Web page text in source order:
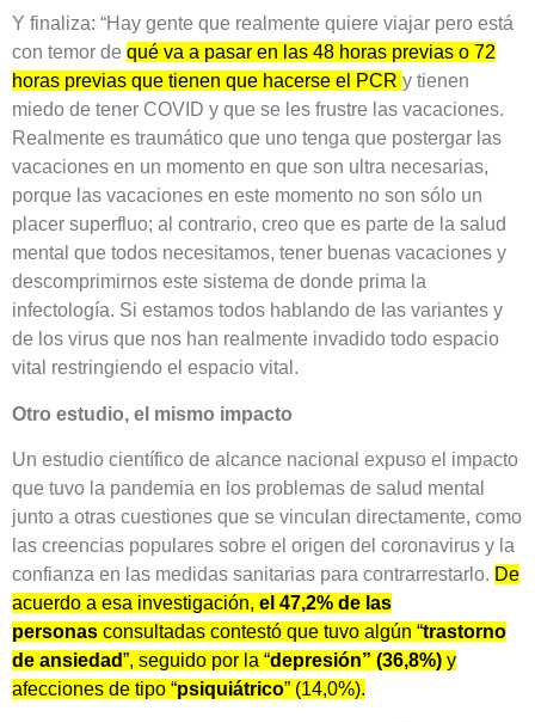
Y finaliza: “Hay gente que realmente quiere viajar pero está
con temor de qué va a pasar en las 48 horas previas o 72
horas previas que tienen que hacerse el PCR y tienen
miedo de tener COVID y que se les frustre las vacaciones.
Realmente es traumático que uno tenga que postergar las
vacaciones en un momento en que son ultra necesarias,
porque las vacaciones en este momento no son sólo un
placer superfluo; al contrario, creo que es parte de la salud
mental que todos necesitamos, tener buenas vacaciones y
descomprimirnos este sistema de donde prima la
infectología. Si estamos todos hablando de las variantes y
de los virus que nos han realmente invadido todo espacio
vital restringiendo el espacio vital.
Otro estudio, el mismo impacto
Un estudio científico de alcance nacional expuso el impacto
que tuvo la pandemia en los problemas de salud mental
junto a otras cuestiones que se vinculan directamente, como
las creencias populares sobre el origen del coronavirus y la
confianza en las medidas sanitarias para contrarrestarlo. De
acuerdo a esa investigación, el 47,2% de las
personas consultadas contestó que tuvo algún “trastorno
de ansiedad”, seguido por la “depresión” (36,8%) y
afecciones de tipo “psiquiátrico” (14,0%).